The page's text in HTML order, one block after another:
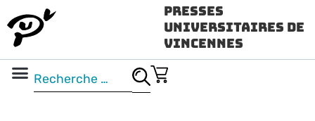
Presses
Universitaires de
Vincennes